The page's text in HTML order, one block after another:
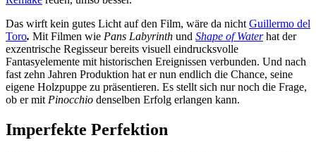
Das wirft kein gutes Licht auf den Film, wäre da nicht Guillermo del
Toro. Mit Filmen wie Pans Labyrinth und Shape of Water hat der
exzentrische Regisseur bereits visuell eindrucksvolle
Fantasyelemente mit historischen Ereignissen verbunden. Und nach
fast zehn Jahren Produktion hat er nun endlich die Chance, seine
eigene Holzpuppe zu präsentieren. Es stellt sich nur noch die Frage,
ob er mit Pinocchio denselben Erfolg erlangen kann.
Imperfekte Perfektion